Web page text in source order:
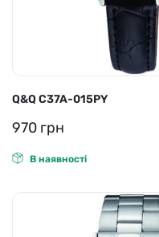
Q&Q C37A-015PY
970 грн
В наявності